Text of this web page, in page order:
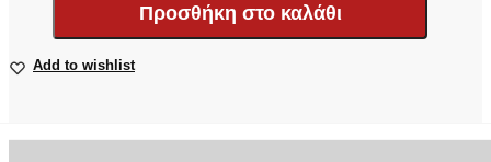
NAVARA
&
Προσθήκη στο καλάθι
Add to wishlist